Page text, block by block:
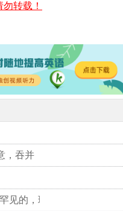
转载！
，吞并
见的，珍贵的 adj. 煎得